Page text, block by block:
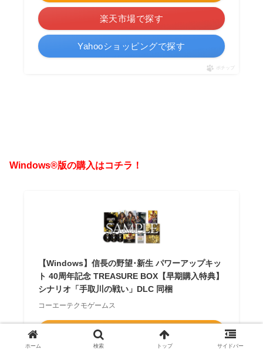
楽天市場で探す
Yahooショッピングで探す
ポチップ
Windows®版の購入はコチラ！
【Windows】信長の野望･新生 パワーアップキッ
ト 40周年記念 TREASURE BOX【早期購入特典】
シナリオ「手取川の戦い」DLC 同梱
コーエーテクモゲームス
Amazonで探す
ホーム 検索 トップ サイドバー